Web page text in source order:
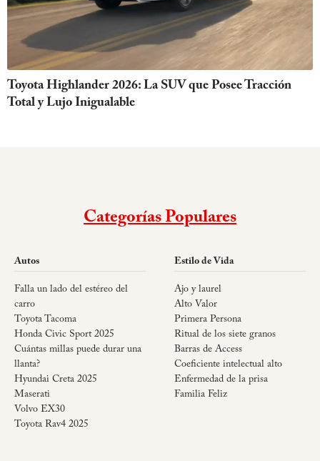
Toyota Highlander 2026: La SUV que Posee Tracción
Total y Lujo Inigualable
Categorías Populares
Autos
Falla un lado del estéreo del
carro
Toyota Tacoma
Honda Civic Sport 2025
Cuántas millas puede durar una
llanta?
Hyundai Creta 2025
Maserati
Volvo EX30
Toyota Rav4 2025
Estilo de Vida
Ajo y laurel
Alto Valor
Primera Persona
Ritual de los siete granos
Barras de Access
Coeficiente intelectual alto
Enfermedad de la prisa
Familia Feliz